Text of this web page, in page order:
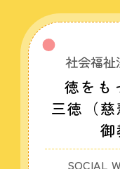
社会福祉
徳を
三徳（
御
SOCIAL